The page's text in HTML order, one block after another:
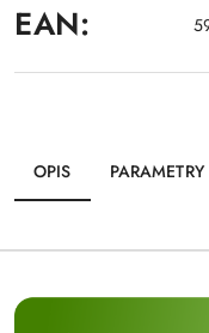
EAN:
OPIS PARAMETRY